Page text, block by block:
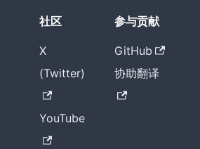
社区
X
(Twitter)
YouTube
参与贡献
GitHub
协助翻译